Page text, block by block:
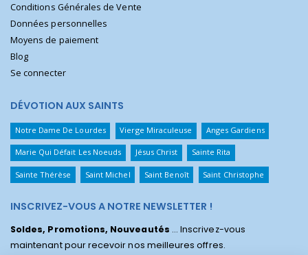
Conditions Générales de Vente
Données personnelles
Moyens de paiement
Blog
Se connecter
DÉVOTION AUX SAINTS
Notre Dame De Lourdes Vierge Miraculeuse Anges Gardiens
Marie Qui Défait Les Noeuds Jésus Christ Sainte Rita
Sainte Thérèse Saint Michel Saint Benoît Saint Christophe
INSCRIVEZ-VOUS A NOTRE NEWSLETTER !
Soldes, Promotions, Nouveautés ... Inscrivez-vous
maintenant pour recevoir nos meilleures offres.